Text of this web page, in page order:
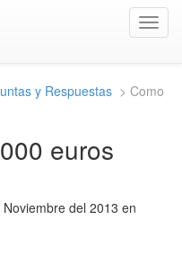
y Respuestas > Como
euros
del 2013 en